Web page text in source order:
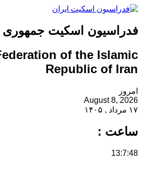
فدراسیون اسکیت جمهوری
of the Islamic
Republic of Iran
امروز
August 8, 2026
۱۷ مرداد , ۱۴۰۵
ساعت :
13:7:48